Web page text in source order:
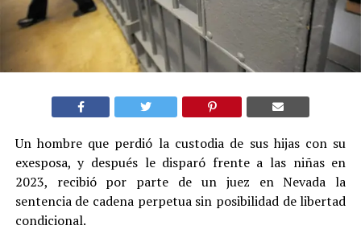
Un hombre que perdió la custodia de sus hijas con su
exesposa, y después le disparó frente a las niñas en
2023, recibió por parte de un juez en Nevada la
sentencia de cadena perpetua sin posibilidad de libertad
condicional.